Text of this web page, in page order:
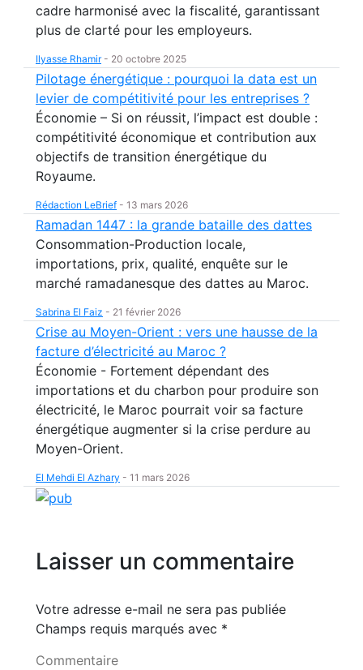
cadre harmonisé avec la fiscalité, garantissant
plus de clarté pour les employeurs.
Ilyasse Rhamir- 20 octobre 2025
Pilotage énergétique : pourquoi la data est un
levier de compétitivité pour les entreprises ?
Économie – Si on réussit, l’impact est double :
compétitivité économique et contribution aux
objectifs de transition énergétique du
Royaume.
Rédaction LeBrief - 13 mars 2026
Ramadan 1447 : la grande bataille des dattes
Consommation-Production locale,
importations, prix, qualité, enquête sur le
marché ramadanesque des dattes au Maroc.
Sabrina El Faiz - 21 février 2026
Crise au Moyen-Orient : vers une hausse de la
facture d’électricité au Maroc ?
Économie - Fortement dépendant des
importations et du charbon pour produire son
électricité, le Maroc pourrait voir sa facture
énergétique augmenter si la crise perdure au
Moyen-Orient.
El Mehdi El Azhary - 11 mars 2026
Laisser un commentaire
Votre adresse e-mail ne sera pas publiée
Champs requis marqués avec *
Commentaire